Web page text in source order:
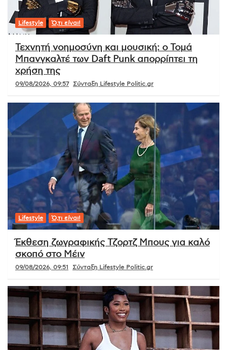
Lifestyle Ό,τι είναι!
Τεχνητή νοημοσύνη και μουσική: ο Τομά
Μπανγκαλτέ των Daft Punk απορρίπτει τη
χρήση της
09/08/2026, 09:57 Σύνταξη Lifestyle Politic.gr
Lifestyle Ό,τι είναι!
Έκθεση ζωγραφικής Τζορτζ Μπους για καλό
σκοπό στο Μέιν
09/08/2026, 09:51 Σύνταξη Lifestyle Politic.gr